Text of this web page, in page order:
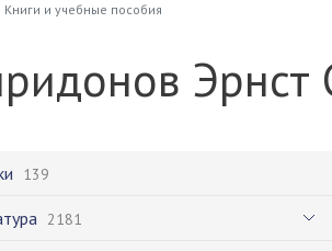
Книги и учебные пособия
139
2181